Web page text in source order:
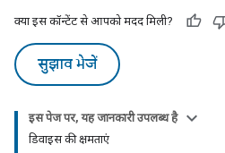
क्या इस कॉन्टेंट से आपको मदद मिली?
सुझाव भेजें
इस पेज पर, यह जानकारी उपलब्ध है
डिवाइस की क्षमताएं